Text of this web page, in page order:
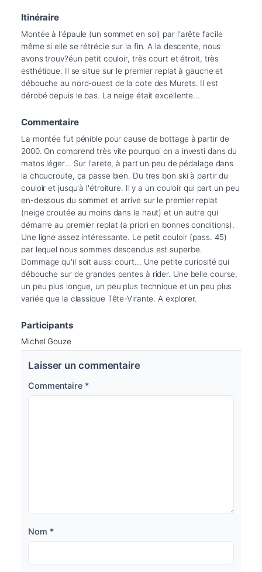
Itinéraire
Montée à l'épaule (un sommet en soi) par l'arête facile
même si elle se rétrécie sur la fin. A la descente, nous
avons trouv?éun petit couloir, très court et étroit, très
esthétique. Il se situe sur le premier replat à gauche et
débouche au nord-ouest de la cote des Murets. Il est
dérobé depuis le bas. La neige était excellente...
Commentaire
La montée fut pénible pour cause de bottage à partir de
2000. On comprend très vite pourquoi on a investi dans du
matos léger... Sur l'arete, à part un peu de pédalage dans
la choucroute, ça passe bien. Du tres bon ski à partir du
couloir et jusqu'à l'étroiture. Il y a un couloir qui part un peu
en-dessous du sommet et arrive sur le premier replat
(neige croutée au moins dans le haut) et un autre qui
démarre au premier replat (a priori en bonnes conditions).
Une ligne assez intéressante. Le petit couloir (pass. 45)
par lequel nous sommes descendus est superbe.
Dommage qu'il soit aussi court... Une petite curiosité qui
débouche sur de grandes pentes à rider. Une belle course,
un peu plus longue, un peu plus technique et un peu plus
variée que la classique Tête-Virante. A explorer.
Participants
Michel Gouze
Laisser un commentaire
Commentaire *
Nom *